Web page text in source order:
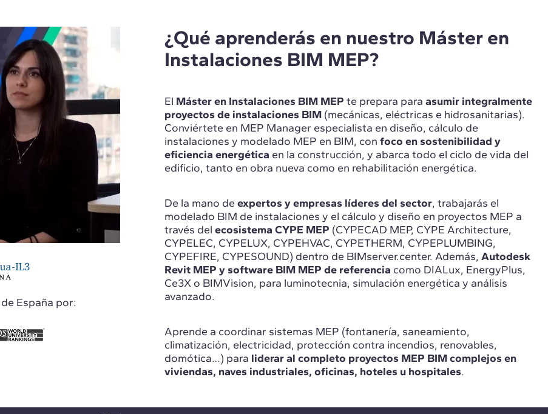
España por:
¿Qué aprenderás en nuestro Máster en
Instalaciones BIM MEP?
El Máster en Instalaciones BIM MEP te prepara para asumir integralmente
proyectos de instalaciones BIM (mecánicas, eléctricas e hidrosanitarias).
Conviértete en MEP Manager especialista en diseño, cálculo de
instalaciones y modelado MEP en BIM, con foco en sostenibilidad y
eficiencia energética en la construcción, y abarca todo el ciclo de vida del
edificio, tanto en obra nueva como en rehabilitación energética.
De la mano de expertos y empresas líderes del sector, trabajarás el
modelado BIM de instalaciones y el cálculo y diseño en proyectos MEP a
través del ecosistema CYPE MEP (CYPECAD MEP, CYPE Architecture,
CYPELEC, CYPELUX, CYPEHVAC, CYPETHERM, CYPEPLUMBING,
CYPEFIRE, CYPESOUND) dentro de BIMserver.center. Además, Autodesk
Revit MEP y software BIM MEP de referencia como DIALux, EnergyPlus,
Ce3X o BIMVision, para luminotecnia, simulación energética y análisis
avanzado.
Aprende a coordinar sistemas MEP (fontanería, saneamiento,
climatización, electricidad, protección contra incendios, renovables,
domótica…) para liderar al completo proyectos MEP BIM complejos en
viviendas, naves industriales, oficinas, hoteles u hospitales.